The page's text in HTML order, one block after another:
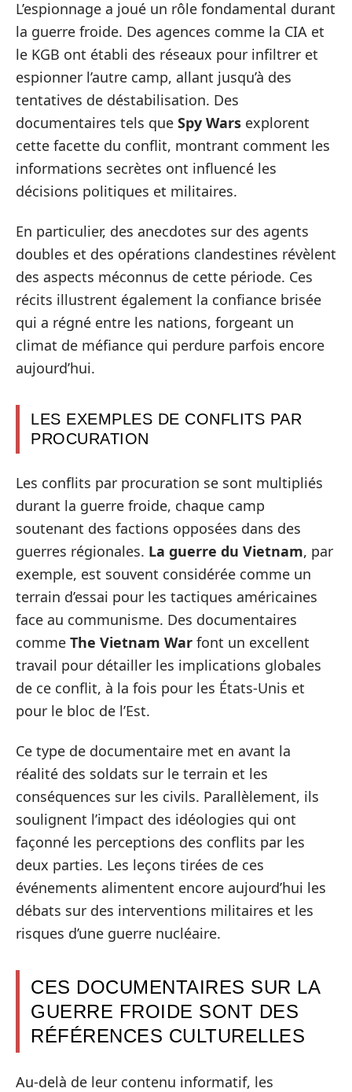
L’espionnage a joué un rôle fondamental durant
la guerre froide. Des agences comme la CIA et
le KGB ont établi des réseaux pour infiltrer et
espionner l’autre camp, allant jusqu’à des
tentatives de déstabilisation. Des
documentaires tels que Spy Wars explorent
cette facette du conflit, montrant comment les
informations secrètes ont influencé les
décisions politiques et militaires.
En particulier, des anecdotes sur des agents
doubles et des opérations clandestines révèlent
des aspects méconnus de cette période. Ces
récits illustrent également la confiance brisée
qui a régné entre les nations, forgeant un
climat de méfiance qui perdure parfois encore
aujourd’hui.
LES EXEMPLES DE CONFLITS PAR
PROCURATION
Les conflits par procuration se sont multipliés
durant la guerre froide, chaque camp
soutenant des factions opposées dans des
guerres régionales. La guerre du Vietnam, par
exemple, est souvent considérée comme un
terrain d’essai pour les tactiques américaines
face au communisme. Des documentaires
comme The Vietnam War font un excellent
travail pour détailler les implications globales
de ce conflit, à la fois pour les États-Unis et
pour le bloc de l’Est.
Ce type de documentaire met en avant la
réalité des soldats sur le terrain et les
conséquences sur les civils. Parallèlement, ils
soulignent l’impact des idéologies qui ont
façonné les perceptions des conflits par les
deux parties. Les leçons tirées de ces
événements alimentent encore aujourd’hui les
débats sur des interventions militaires et les
risques d’une guerre nucléaire.
CES DOCUMENTAIRES SUR LA
GUERRE FROIDE SONT DES
RÉFÉRENCES CULTURELLES
Au-delà de leur contenu informatif, les